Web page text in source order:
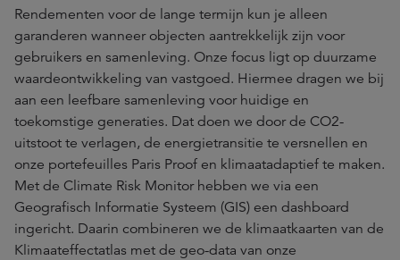
Rendementen voor de lange termijn kun je alleen
garanderen wanneer objecten aantrekkelijk zijn voor
gebruikers en samenleving. Onze focus ligt op duurzame
waardeontwikkeling van vastgoed. Hiermee dragen we bij
aan een leefbare samenleving voor huidige en
toekomstige generaties. Dat doen we door de CO2-
uitstoot te verlagen, de energietransitie te versnellen en
onze portefeuilles Paris Proof en klimaatadaptief te maken.
Met de Climate Risk Monitor hebben we via een
Geografisch Informatie Systeem (GIS) een dashboard
ingericht. Daarin combineren we de klimaatkaarten van de
Klimaateffectatlas met de geo-data van onze